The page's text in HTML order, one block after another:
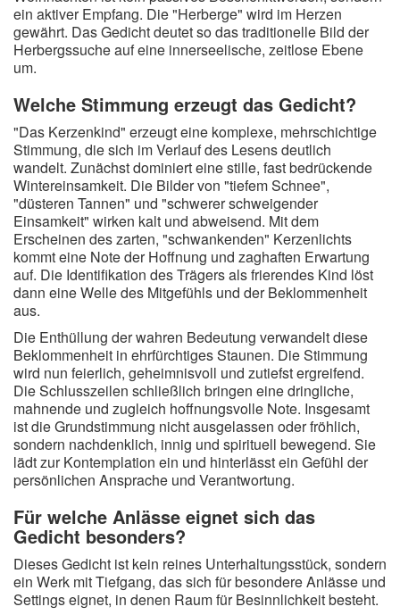
ein aktiver Empfang. Die "Herberge" wird im Herzen
gewährt. Das Gedicht deutet so das traditionelle Bild der
Herbergssuche auf eine innerseelische, zeitlose Ebene
um.
Welche Stimmung erzeugt das Gedicht?
"Das Kerzenkind" erzeugt eine komplexe, mehrschichtige
Stimmung, die sich im Verlauf des Lesens deutlich
wandelt. Zunächst dominiert eine stille, fast bedrückende
Wintereinsamkeit. Die Bilder von "tiefem Schnee",
"düsteren Tannen" und "schwerer schweigender
Einsamkeit" wirken kalt und abweisend. Mit dem
Erscheinen des zarten, "schwankenden" Kerzenlichts
kommt eine Note der Hoffnung und zaghaften Erwartung
auf. Die Identifikation des Trägers als frierendes Kind löst
dann eine Welle des Mitgefühls und der Beklommenheit
aus.
Die Enthüllung der wahren Bedeutung verwandelt diese
Beklommenheit in ehrfürchtiges Staunen. Die Stimmung
wird nun feierlich, geheimnisvoll und zutiefst ergreifend.
Die Schlusszeilen schließlich bringen eine dringliche,
mahnende und zugleich hoffnungsvolle Note. Insgesamt
ist die Grundstimmung nicht ausgelassen oder fröhlich,
sondern nachdenklich, innig und spirituell bewegend. Sie
lädt zur Kontemplation ein und hinterlässt ein Gefühl der
persönlichen Ansprache und Verantwortung.
Für welche Anlässe eignet sich das
Gedicht besonders?
Dieses Gedicht ist kein reines Unterhaltungsstück, sondern
ein Werk mit Tiefgang, das sich für besondere Anlässe und
Settings eignet, in denen Raum für Besinnlichkeit besteht.